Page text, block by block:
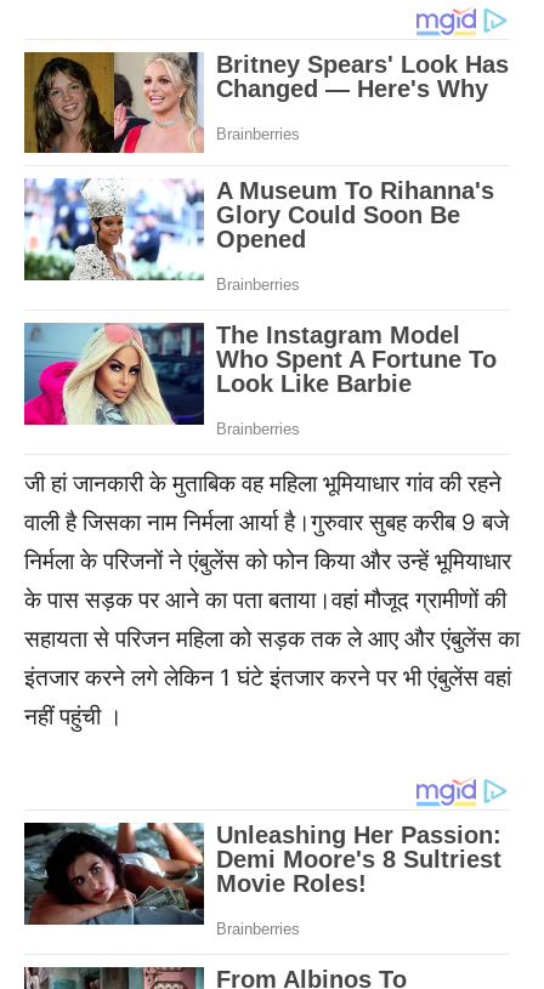
जी हां जानकारी के मुताबिक वह महिला भूमियाधार गांव की रहने
वाली है जिसका नाम निर्मला आर्या है।गुरुवार सुबह करीब 9 बजे
निर्मला के परिजनों ने एंबुलेंस को फोन किया और उन्हें भूमियाधार
के पास सड़क पर आने का पता बताया।वहां मौजूद ग्रामीणों की
सहायता से परिजन महिला को सड़क तक ले आए और एंबुलेंस का
इंतजार करने लगे लेकिन 1 घंटे इंतजार करने पर भी एंबुलेंस वहां
नहीं पहुंची ।